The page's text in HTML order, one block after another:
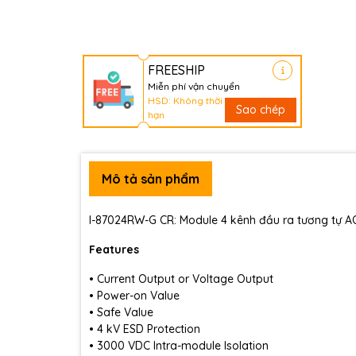
FREESHIP
Miễn phí vận chuyển
HSD: Không thời
hạn
Sao chép
Mô tả sản phẩm
I-87024RW-G CR: Module 4 kênh đầu ra tương tự
Features
• Current Output or Voltage Output
• Power-on Value
• Safe Value
• 4 kV ESD Protection
• 3000 VDC Intra-module Isolation